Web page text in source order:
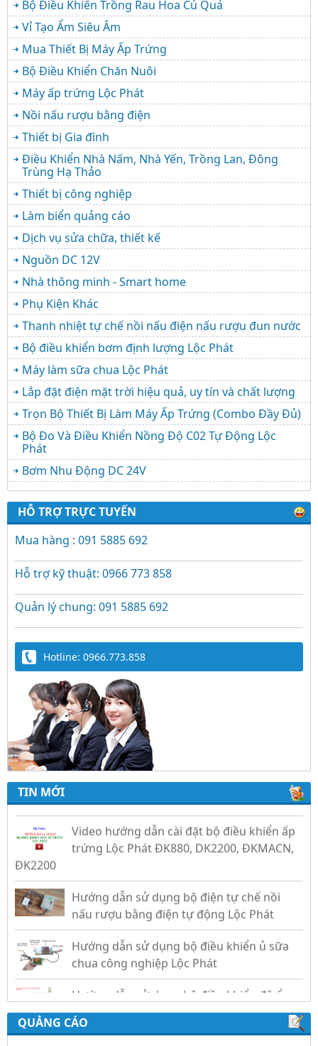
Bộ Điều Khiển Trồng Rau Hoa Củ Quả
Vỉ Tạo Ẩm Siêu Âm
Mua Thiết Bị Máy Ấp Trứng
Bộ Điều Khiển Chăn Nuôi
Máy ấp trứng Lộc Phát
Nồi nấu rượu bằng điện
Thiết bị Gia đình
Điều Khiển Nhà Nấm, Nhà Yến, Trồng Lan, Đông
Trùng Hạ Thảo
Thiết bị công nghiệp
Làm biển quảng cáo
Dịch vụ sửa chữa, thiết kế
Nguồn DC 12V
Nhà thông minh - Smart home
Phụ Kiện Khác
Thanh nhiệt tự chế nồi nấu điện nấu rượu đun nước
Bộ điều khiển bơm định lượng Lộc Phát
Máy làm sữa chua Lộc Phát
Lắp đặt điện mặt trời hiệu quả, uy tín và chất lượng
Trọn Bộ Thiết Bị Làm Máy Ấp Trứng (Combo Đầy Đủ)
Bộ Đo Và Điều Khiển Nồng Độ C02 Tự Động Lộc
Phát
Bơm Nhu Động DC 24V
HỖ TRỢ TRỰC TUYẾN
Mua hàng : 091 5885 692
Hỗ trợ kỹ thuật: 0966 773 858
Quản lý chung: 091 5885 692
Hotline: 0966.773.858
TIN MỚI
Trứng Giả Lộc Phát Có Nước - Giải Pháp Ấp
Hiệu Quả Cho Gà, Vịt, Bồ Câu
Video hướng dẫn cài đặt bộ điều khiển ấp
trứng Lộc Phát ĐK880, DK2200, ĐKMACN,
ĐK2200
nấu rượu bằng điện tự động Lộc Phát
Hướng dẫn sử dụng bộ điều khiển ủ sữa
chua công nghiệp Lộc Phát
Hướng dẫn sử dụng bộ điều khiển độ ẩm
gold, nhiệt độ và ánh sáng tự động Lộc
Phát
QUẢNG CÁO